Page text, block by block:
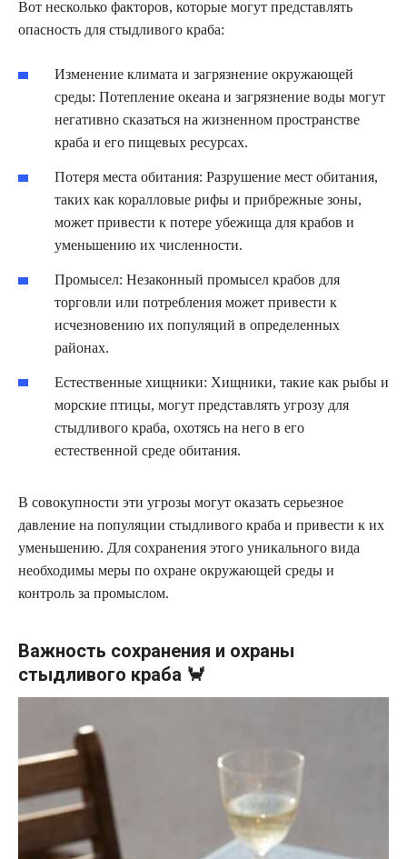
Вот несколько факторов, которые могут представлять
опасность для стыдливого краба:
Изменение климата и загрязнение окружающей
среды: Потепление океана и загрязнение воды могут
негативно сказаться на жизненном пространстве
краба и его пищевых ресурсах.
Потеря места обитания: Разрушение мест обитания,
таких как коралловые рифы и прибрежные зоны,
может привести к потере убежища для крабов и
уменьшению их численности.
Промысел: Незаконный промысел крабов для
торговли или потребления может привести к
исчезновению их популяций в определенных
районах.
Естественные хищники: Хищники, такие как рыбы и
морские птицы, могут представлять угрозу для
стыдливого краба, охотясь на него в его
естественной среде обитания.
В совокупности эти угрозы могут оказать серьезное
давление на популяции стыдливого краба и привести к их
уменьшению. Для сохранения этого уникального вида
необходимы меры по охране окружающей среды и
контроль за промыслом.
Важность сохранения и охраны
стыдливого краба 🦀